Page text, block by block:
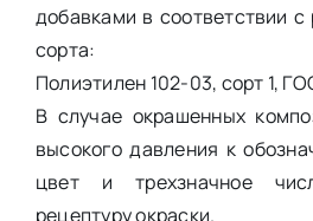
добавками в соответствии с
сорта:
Полиэтилен 102-03, сорт 1,
В случае окрашенных
высокого давления к
цвет и трехзначное
рецептуру окраски.